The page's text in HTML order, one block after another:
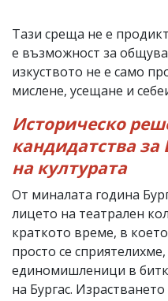
Тази среща не е
е възможност за
изкуството не е само
мислене, усещане и
Историческо
кандидатства за
на културата
От миналата година
лицето на театрален
краткото време, в
просто се
единомишленици в
на Бургас.